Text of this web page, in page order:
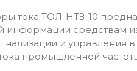
тока ТОЛ-НТЗ-10
информации средствам
и управления
промышленной